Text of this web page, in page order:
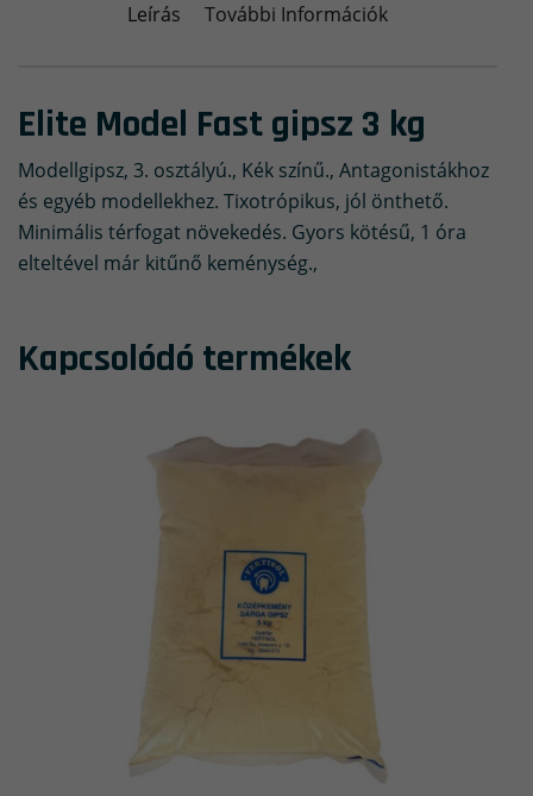
Leírás További Információk
Elite Model Fast gipsz 3 kg
Modellgipsz, 3. osztályú., Kék színű., Antagonistákhoz
és egyéb modellekhez. Tixotrópikus, jól önthető.
Minimális térfogat növekedés. Gyors kötésű, 1 óra
elteltével már kitűnő keménység.,
Kapcsolódó termékek